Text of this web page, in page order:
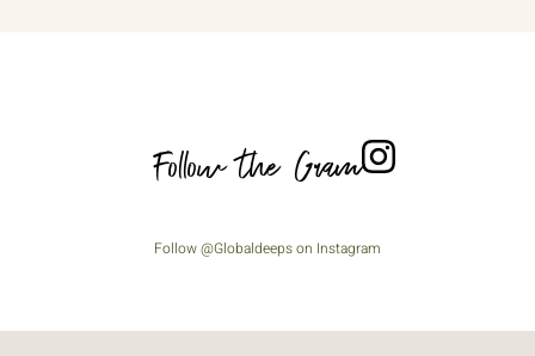
Follow the Gram
Follow @Globaldeeps on Instagram